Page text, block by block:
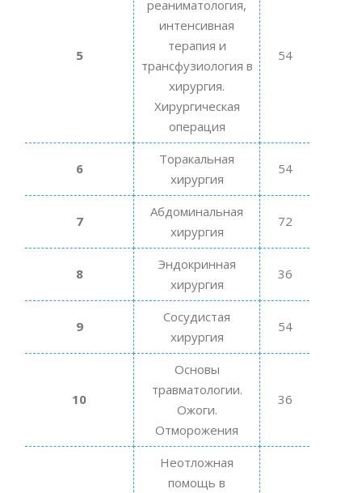
5
реаниматология,
интенсивная
терапия и
трансфузиология в
хирургия.
Хирургическая
операция
54
6
Торакальная
хирургия
54
7
Абдоминальная
хирургия
72
8
Эндокринная
хирургия
36
9
Сосудистая
хирургия
54
10
Основы
травматологии.
Ожоги.
Отморожения
36
Неотложная
помощь в